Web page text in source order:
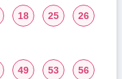
18 25
26
49 53
56